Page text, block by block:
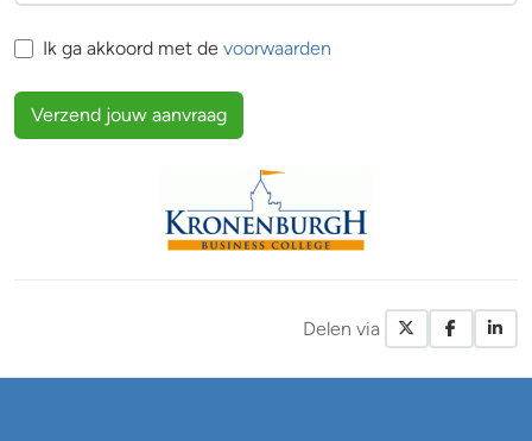
Ik ga akkoord met de voorwaarden
Verzend jouw aanvraag
Delen via X /